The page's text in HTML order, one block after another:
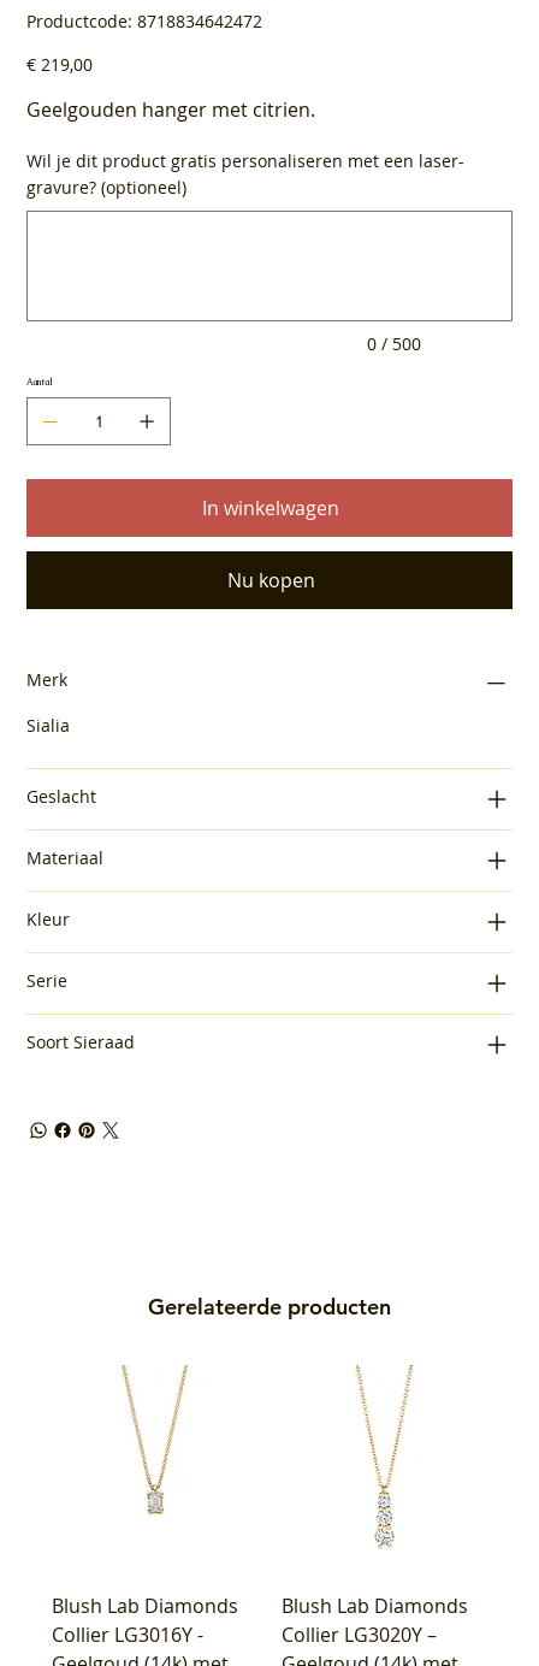
Productcode: Productcode
8718834642472
8718834642472
Prijs
€ 219,00
Geelgouden hanger met citrien.
Wil je dit product gratis personaliseren met een laser-
gravure? (optioneel)
0 / 500
Aantal
In winkelwagen
Nu kopen
Merk
Sialia
Geslacht
Materiaal
Kleur
Serie
Soort Sieraad
Gerelateerde producten
Blush Lab Diamonds
Collier LG3016Y -
Blush Lab Diamonds
Collier LG3020Y –